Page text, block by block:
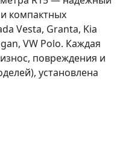
компактных
Vesta, Granta, Kia
VW Polo. Каждая
повреждения и
установлена